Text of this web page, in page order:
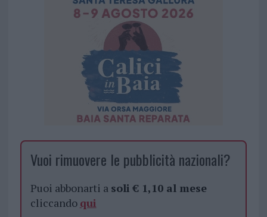
Vuoi rimuovere le pubblicità nazionali?
Puoi abbonarti a soli € 1,10 al mese
cliccando qui